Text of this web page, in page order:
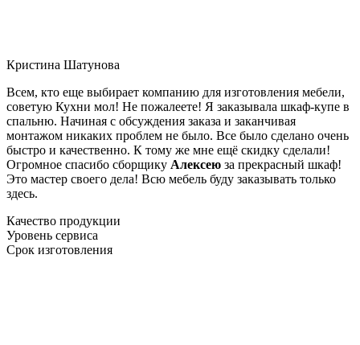
Кристина Шатунова
Всем, кто еще выбирает компанию для изготовления мебели,
советую Кухни мол! Не пожалеете! Я заказывала шкаф-купе в
спальню. Начиная с обсуждения заказа и заканчивая
монтажом никаких проблем не было. Все было сделано очень
быстро и качественно. К тому же мне ещё скидку сделали!
Огромное спасибо сборщику Алексею за прекрасный шкаф!
Это мастер своего дела! Всю мебель буду заказывать только
здесь.
Качество продукции
Уровень сервиса
Срок изготовления